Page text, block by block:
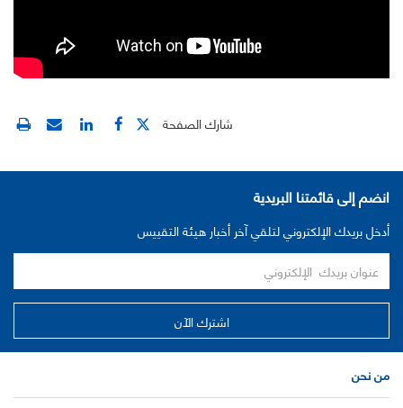
شارك الصفحة
انضم إلى قائمتنا البريدية
أدخل بريدك الإلكتروني لتلقي آخر أخبار هيئة التقييس
من نحن